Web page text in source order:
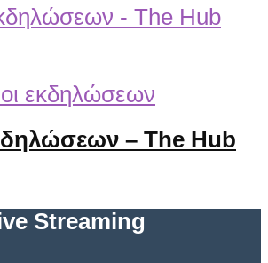
εκδηλώσεων
– The Hub
Streaming